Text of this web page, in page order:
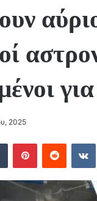
2025
Tumblr PinterestReddit